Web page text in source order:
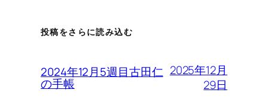
投稿をさらに読み込む
2024年12月5週目古田仁
の手帳
2025年12月
29日